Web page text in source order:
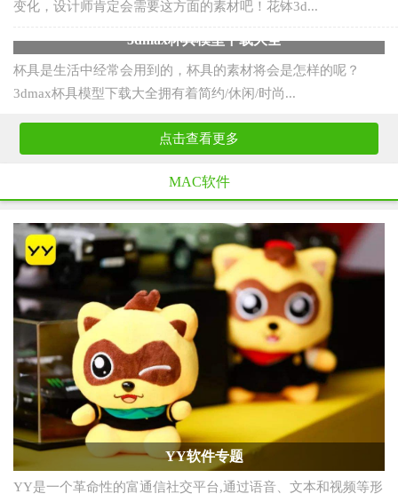
随着时代的发展，种植花卉的花钵形式也在发生着翻天覆地的
变化，设计师肯定会需要这方面的素材吧！花钵3d...
3dmax杯具模型下载大全